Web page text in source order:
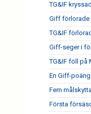
TG&IF
Giff förlorade
TG&IF
Giff-seger i
TG&IF föll på
En Giff-
Fem
Första